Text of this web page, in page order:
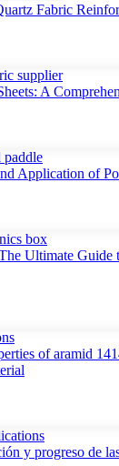
Fabric
A
Application of
Ultimate Guide
of aramid
y progreso de